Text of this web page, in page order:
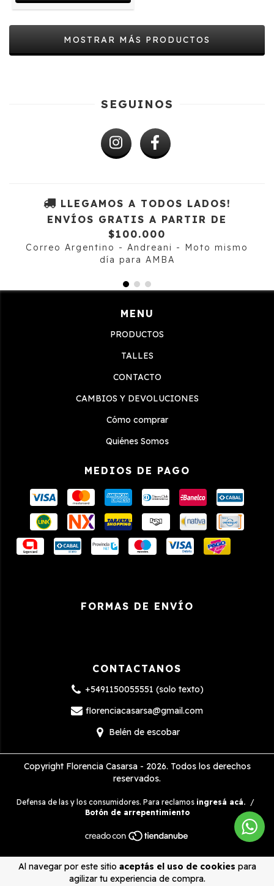
Al navegar por este sitio aceptás el uso de cookies para
agilizar tu experiencia de compra.
MOSTRAR MÁS PRODUCTOS
SEGUINOS
LLEGAMOS A TODOS LADOS!
ENVÍOS GRATIS A PARTIR DE
$100.000
Correo Argentino - Andreani - Moto mismo
día para AMBA
MENU
PRODUCTOS
TALLES
CONTACTO
CAMBIOS Y DEVOLUCIONES
Cómo comprar
Quiénes Somos
MEDIOS DE PAGO
FORMAS DE ENVÍO
CONTACTANOS
+5491150055551 (solo texto)
florenciacasarsa@gmail.com
Belén de escobar
Copyright Florencia Casarsa - 2026. Todos los derechos
reservados.
Defensa de las y los consumidores. Para reclamos ingresá acá. /
Botón de arrepentimiento